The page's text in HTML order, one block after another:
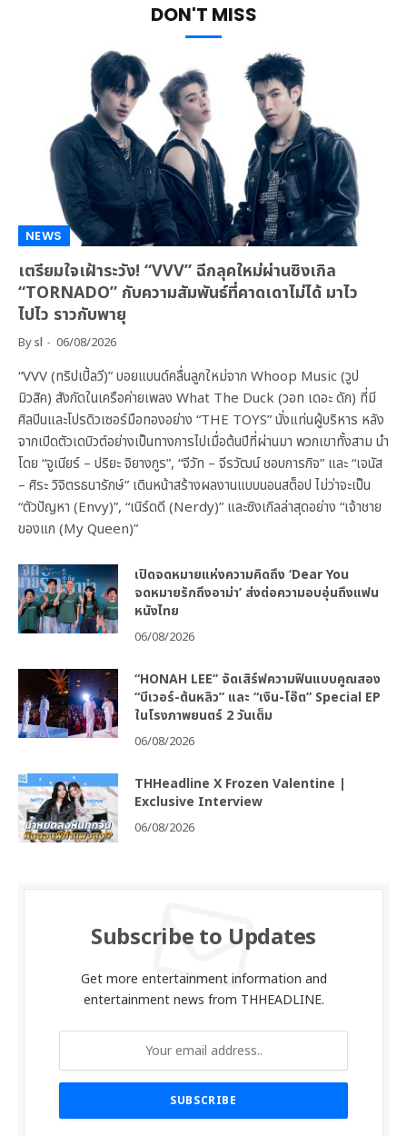
DON'T MISS
NEWS
เตรียมใจเฝ้าระวัง! “VVV” ฉีกลุคใหม่ผ่านซิงเกิล
“TORNADO” กับความสัมพันธ์ที่คาดเดาไม่ได้ มาไว
ไปไว ราวกับพายุ
Bysl 06/08/2026
“VVV (ทริปเปิ้ลวี)” บอยแบนด์คลื่นลูกใหม่จาก Whoop Music (วูป
มิวสิค) สังกัดในเครือค่ายเพลง What The Duck (วอท เดอะ ดัก) ที่มี
ศิลปินและโปรดิวเซอร์มือทองอย่าง “THE TOYS” นั่งแท่นผู้บริหาร หลัง
จากเปิดตัวเดบิวต์อย่างเป็นทางการไปเมื่อต้นปีที่ผ่านมา พวกเขาทั้งสาม นำ
โดย “จูเนียร์ – ปริยะ จิยางกูร”, “จีวัท – จีรวัฒน์ ชอบการกิจ” และ “เจนัส
– ศิระ วิจิตรธนารักษ์” เดินหน้าสร้างผลงานแบบนอนสต็อป ไม่ว่าจะเป็น
“ตัวปัญหา (Envy)”, “เนิร์ดดี (Nerdy)” และซิงเกิลล่าสุดอย่าง “เจ้าชาย
ของแก (My Queen)”
เปิดจดหมายแห่งความคิดถึง ‘Dear You
จดหมายรักถึงอาม่า’ ส่งต่อความอบอุ่นถึงแฟน
หนังไทย
06/08/2026
“HONAH LEE” จัดเสิร์ฟความฟินแบบคูณสอง
“บีเวอร์-ต้นหลิว” และ “เงิน-โอ๊ต” Special EP
ในโรงภาพยนตร์ 2 วันเต็ม
06/08/2026
THHeadline X Frozen Valentine |
Exclusive Interview
06/08/2026
Subscribe to Updates
Get more entertainment information and
entertainment news from THHEADLINE.